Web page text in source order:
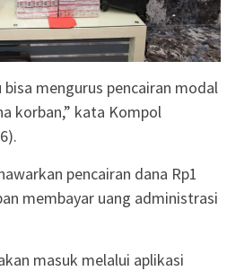
mengurus pencairan modal
korban,” kata Kompol
pencairan dana Rp1
membayar uang administrasi
masuk melalui aplikasi